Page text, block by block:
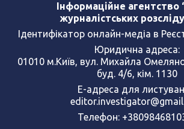
Інформаційне агентство
журналістських
Ідентифікатор онлайн-медіа в
Юридична адреса:
01010 м.Київ, вул. Михайла
буд. 4/6, кім. 1130
Е-адреса для
Телефон: